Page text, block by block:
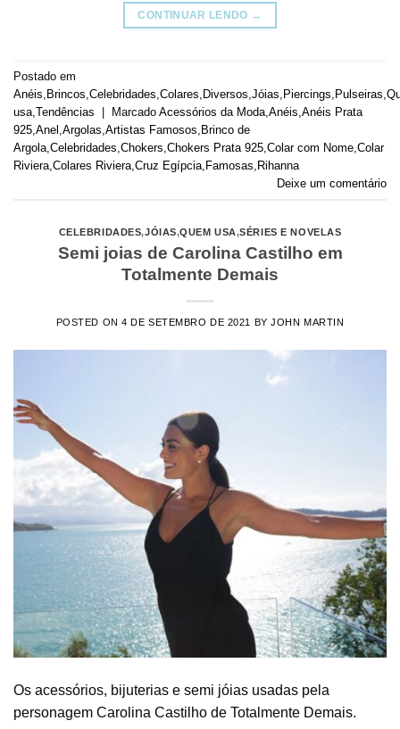
CONTINUAR LENDO →
Postado em
Anéis Brincos Celebridades Colares Diversos Jóias Piercings Pulseiras
usa Tendências | Marcado Acessórios da Moda Anéis Anéis Prata
925 Anel Argolas Artistas Famosos Brinco de
Argola Celebridades Chokers Chokers Prata 925 Colar com Nome Colar
Riviera Colares Riviera Cruz Egípcia Famosas Rihanna
Deixe um comentário
CELEBRIDADES,JÓIAS,QUEM USA,SÉRIES E NOVELAS
Semi joias de Carolina Castilho em
Totalmente Demais
POSTED ON4 DE SETEMBRO DE 2021 BYJOHN MARTIN
Os acessórios, bijuterias e semi jóias usadas pela
personagem Carolina Castilho de Totalmente Demais.